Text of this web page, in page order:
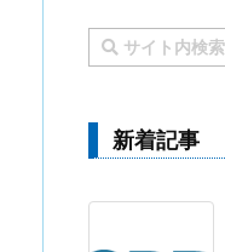
新着記事